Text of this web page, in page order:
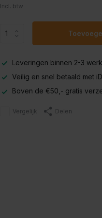
Incl. btw
Leveringen binnen 2-3
Veilig en snel betaald met
Boven de €50,- gratis
Vergelijk Delen